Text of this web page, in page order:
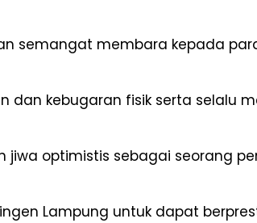
semangat membara kepada
kebugaran fisik serta selalu
optimistis sebagai seorang
Lampung untuk dapat